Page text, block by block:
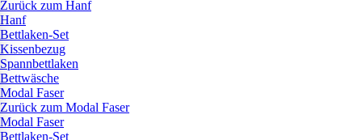
Zurück zum Hanf
Hanf
Bettlaken-Set
Kissenbezug
Spannbettlaken
Bettwäsche
Modal Faser
Zurück zum Modal Faser
Modal Faser
Bettlaken-Set